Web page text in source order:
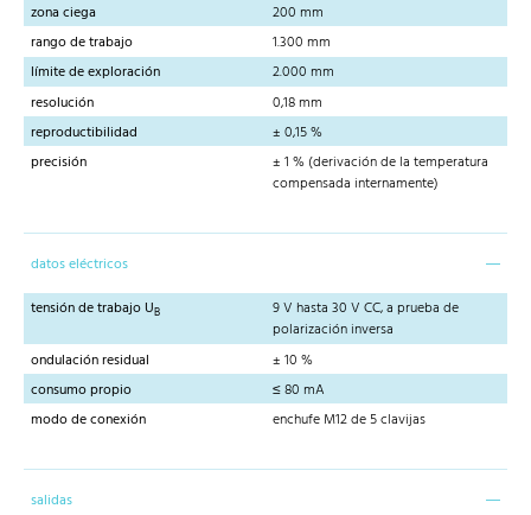
zona ciega
200 mm
rango de trabajo
1.300 mm
límite de exploración
2.000 mm
resolución
0,18 mm
reproductibilidad
± 0,15 %
precisión
± 1 % (derivación de la temperatura
compensada internamente)
datos eléctricos
tensión de trabajo UB
9 V hasta 30 V CC, a prueba de
polarización inversa
ondulación residual
± 10 %
consumo propio
≤ 80 mA
modo de conexión
enchufe M12 de 5 clavijas
salidas